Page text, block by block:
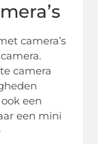
camera’s
camera
een
een mini